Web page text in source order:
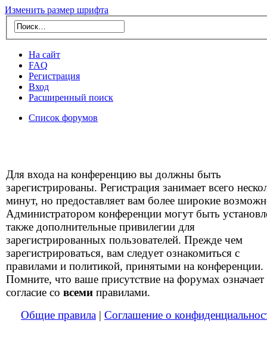
Изменить размер шрифта
На сайт
FAQ
Регистрация
Вход
Расширенный поиск
Список форумов
Для входа на конференцию вы должны быть
зарегистрированы. Регистрация занимает всего
минут, но предоставляет вам более широкие
Администратором конференции могут быть
также дополнительные привилегии для
зарегистрированных пользователей. Прежде чем
зарегистрироваться, вам следует ознакомиться с
правилами и политикой, принятыми на конференции.
Помните, что ваше присутствие на форумах означает
согласие со всеми правилами.
Общие правила | Соглашение о